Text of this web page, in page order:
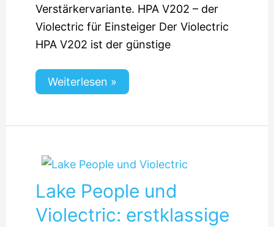
Verstärkervariante. HPA V202 – der
Violectric für Einsteiger Der Violectric
HPA V202 ist der günstige
Weiterlesen »
Lake People und
Violectric: erstklassige